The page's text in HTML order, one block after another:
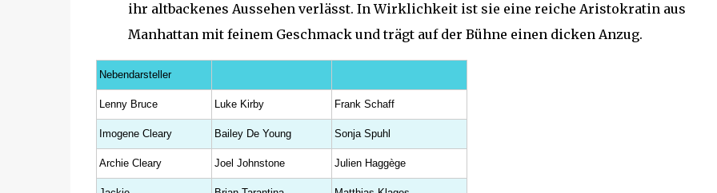
ihr altbackenes Aussehen verlässt. In Wirklichkeit ist sie eine reiche Aristokratin aus
Manhattan mit feinem Geschmack und trägt auf der Bühne einen dicken Anzug.
Nebendarsteller
Lenny Bruce Luke Kirby Frank Schaff
Imogene Cleary Bailey De Young Sonja Spuhl
Archie Cleary Joel Johnstone Julien Haggège